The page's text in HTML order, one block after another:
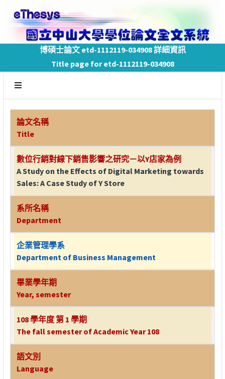
博碩士論文 etd-1112119-034908 詳細資訊
Title page for etd-1112119-034908
論文名稱
Title
數位行銷對線下銷售影響之研究－以Y店家為例
A Study on the Effects of Digital Marketing towards
Sales: A Case Study of Y Store
系所名稱
Department
企業管理學系
Department of Business Management
畢業學年期
Year, semester
108 學年度 第 1 學期
The fall semester of Academic Year 108
語文別
Language